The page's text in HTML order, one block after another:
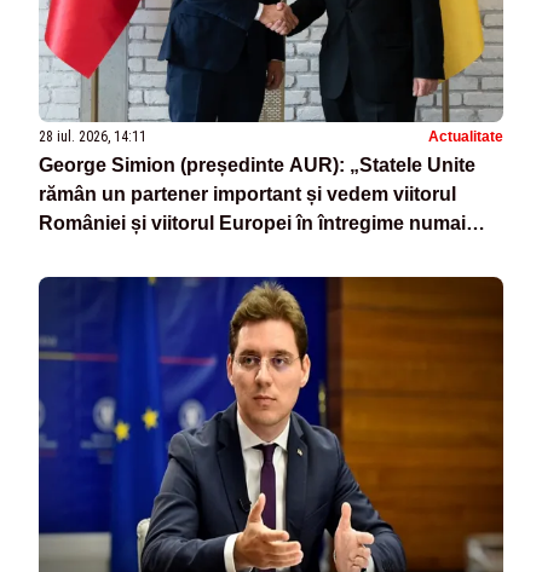
28 iul. 2026, 14:11 Actualitate
George Simion (președinte AUR): „Statele Unite
rămân un partener important și vedem viitorul
României și viitorul Europei în întregime numai